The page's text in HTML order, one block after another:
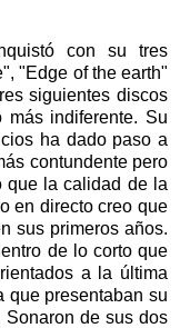
con su tres
"Edge of the earth"
siguientes discos
más indiferente. Su
ha dado paso a
contundente pero
que la calidad de la
en directo creo que
sus primeros años.
de lo corto que
a la última
que presentaban su
de sus dos